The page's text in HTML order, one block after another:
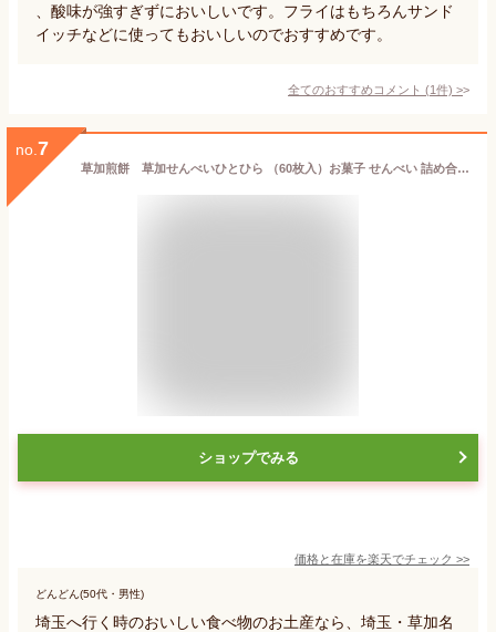
、酸味が強すぎずにおいしいです。フライはもちろんサンド
イッチなどに使ってもおいしいのでおすすめです。
全てのおすすめコメント (1件) >
no. 7
草加煎餅 草加せんべいひとひら （60枚入）お菓子 せんべい 詰め合わせギフト 母の日 父の日 お中元 セット 個包装
ショップでみる
価格と在庫を楽天でチェック >>
どんどん(50代・男性)
埼玉へ行く時のおいしい食べ物のお土産なら、埼玉・草加名